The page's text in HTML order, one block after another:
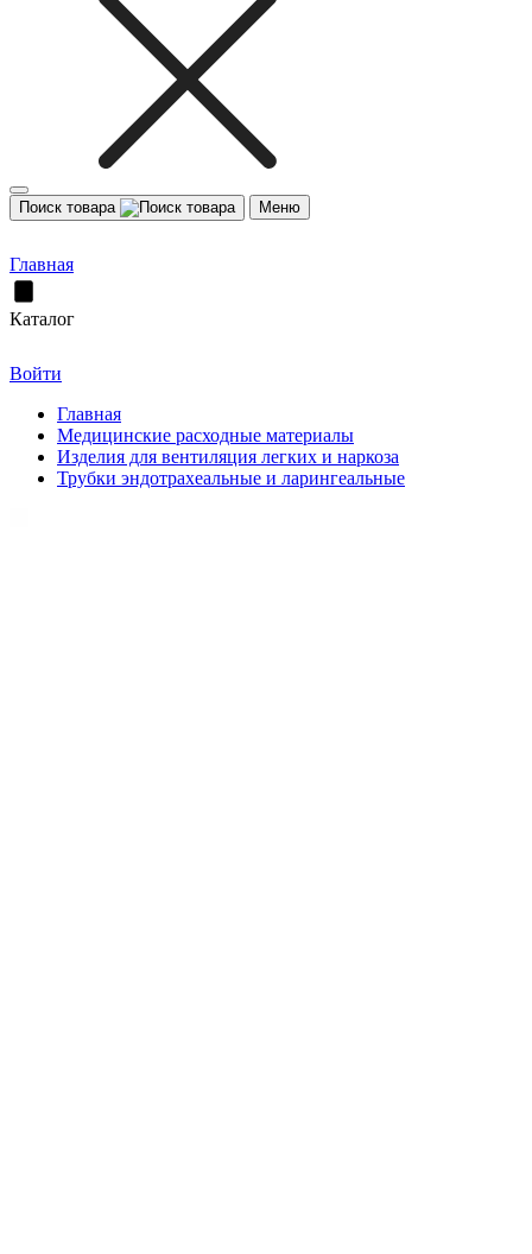
Поиск товара Меню
Главная
Каталог
Войти
Главная
Медицинские расходные материалы
Изделия для вентиляция легких и наркоза
Трубки эндотрахеальные и ларингеальные